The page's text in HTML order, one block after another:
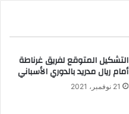
التشكيل المتوقع لفريق غرناطة
أمام ريال مدريد بالدوري الأسباني
21 نوفمبر، 2021